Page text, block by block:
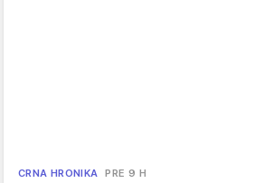
CRNA HRONIKA PRE 9 H